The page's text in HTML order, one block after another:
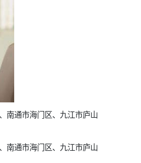
南通市海门区、九江市庐山
南通市海门区、九江市庐山